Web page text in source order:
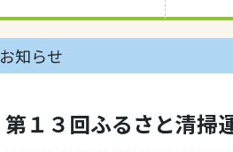
お知らせ
第１３回ふるさと清掃